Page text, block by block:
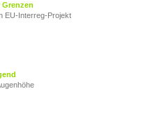
EU‑Interreg‑Projekt